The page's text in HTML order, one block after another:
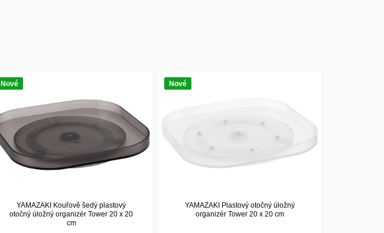
Nové
YAMAZAKI Kouřově šedý plastový
otočný úložný organizér Tower 20 x 20
cm
Nové
YAMAZAKI Plastový otočný úložný
organizér Tower 20 x 20 cm